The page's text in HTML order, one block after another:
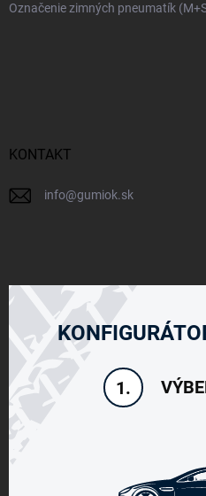
Označenie zimných pneumatík
KONTAKT
info@gumiok.sk
1.